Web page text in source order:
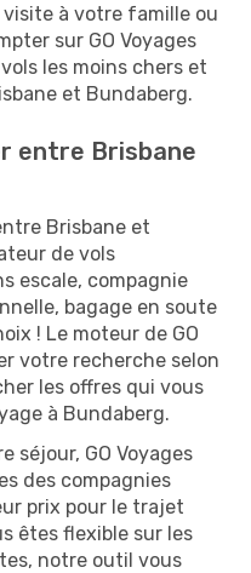
à votre famille ou
sur GO Voyages
les moins chers et
et Bundaberg.
entre Brisbane
Brisbane et
de vols
escale, compagnie
bagage en soute
! Le moteur de GO
votre recherche selon
les offres qui vous
à Bundaberg.
séjour, GO Voyages
des compagnies
prix pour le trajet
êtes flexible sur les
notre outil vous